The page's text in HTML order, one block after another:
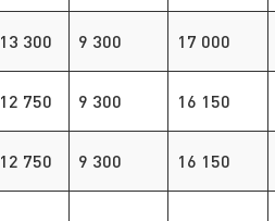
13 300 9 300 17 000
12 750 9 300 16 150
12 750 9 300 16 150